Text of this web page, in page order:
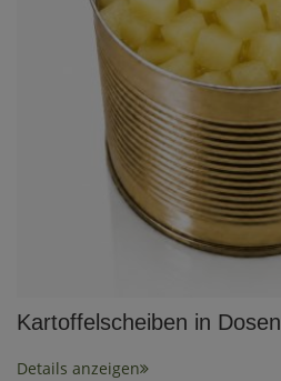
Kartoffelscheiben in Dosen
Details anzeigen